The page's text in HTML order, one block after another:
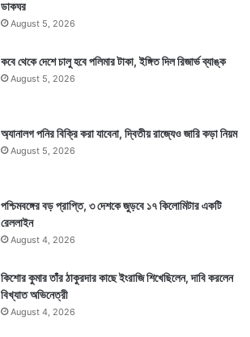
ডাকঘর
August 5, 2026
কবে থেকে দেশে চালু হবে পলিমার টাকা, ইঙ্গিত দিল রিজার্ভ ব্যাঙ্ক
August 5, 2026
অ্যানালগ পনির বিক্রি করা যাবেনা, দ্বিতীয় রাজ্যেও জারি কড়া নিয়ম
August 5, 2026
পশ্চিমবঙ্গের বড় প্রাপ্তি, ৩ দেশকে জুড়বে ১৭ কিলোমিটার একটি
রেললাইন
August 4, 2026
কিশোর কুমার তাঁর ঠাকুরদার কাছে ইংরাজি শিখেছিলেন, দাবি করলেন
বিখ্যাত অভিনেত্রী
August 4, 2026